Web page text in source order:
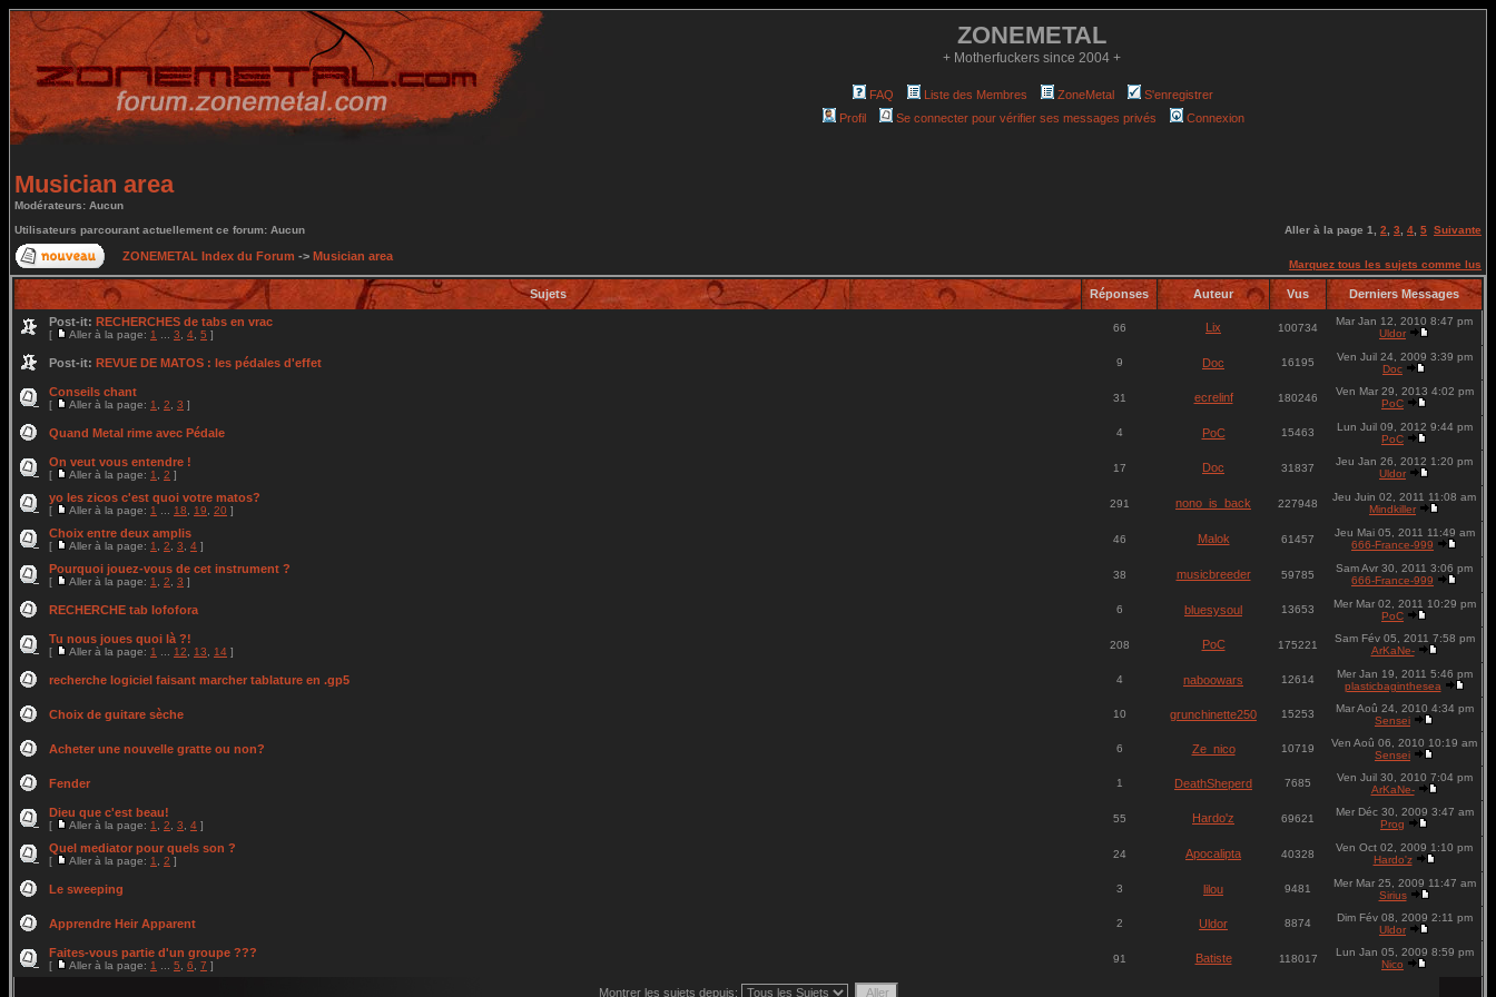
ZONEMETAL
+ Motherfuckers since 2004 +
FAQ Liste des Membres ZoneMetal
S'enregistrer
Profil
Se connecter pour vérifier ses messages privés Connexion
Musician area
Modérateurs: Aucun
Utilisateurs parcourant actuellement ce forum: Aucun
Aller à la page 1 2 3 4 5 Suivante
ZONEMETAL Index du Forum -> Musician area
Marquez tous les sujets comme lus
Sujets Réponses Auteur Vus Derniers Messages
Post-it: RECHERCHES de tabs en vrac
[ Aller à la page: 1 3 4 5 ]
66 Lix 100734
Mar Jan 12, 2010 8:47 pm
Uldor
Post-it: REVUE DE MATOS : les pédales d'effet 9 Doc 16195
Ven Juil 24, 2009 3:39 pm
Doc
Conseils chant
[ Aller à la page: 1 2 3 ]
31 ecrelinf 180246
Ven Mar 29, 2013 4:02 pm
PoC
Quand Metal rime avec Pédale 4 PoC 15463
Lun Juil 09, 2012 9:44 pm
PoC
On veut vous entendre !
[ Aller à la page: 1 2 ]
17 Doc 31837
Jeu Jan 26, 2012 1:20 pm
Uldor
yo les zicos c'est quoi votre matos?
[ Aller à la page: 1 18 19 20 ]
291 nono_is_back 227948
Jeu Juin 02, 2011 11:08 am
Mindkiller
Choix entre deux amplis
[ Aller à la page: 1 2 3 4 ]
46 Malok 61457
Jeu Mai 05, 2011 11:49 am
666-France-999
Pourquoi jouez-vous de cet instrument ?
[ Aller à la page: 1 2 3 ]
38 musicbreeder 59785
Sam Avr 30, 2011 3:06 pm
666-France-999
RECHERCHE tab lofofora 6 bluesysoul 13653
Mer Mar 02, 2011 10:29 pm
PoC
Tu nous joues quoi là ?!
[ Aller à la page: 1 12 13 14 ]
208 PoC 175221
Sam Fév 05, 2011 7:58 pm
ArKaNe-
recherche logiciel faisant marcher tablature en .gp5 4 naboowars 12614
Mer Jan 19, 2011 5:46 pm
plasticbaginthesea
Choix de guitare sèche 10 grunchinette250 15253
Mar Aoû 24, 2010 4:34 pm
Sensei
Acheter une nouvelle gratte ou non? 6 Ze_nico 10719
Ven Aoû 06, 2010 10:19 am
Sensei
Fender 1 DeathSheperd 7685
Ven Juil 30, 2010 7:04 pm
ArKaNe-
Dieu que c'est beau!
[ Aller à la page: 1 2 3 4 ]
55 Hardo'z 69621
Mer Déc 30, 2009 3:47 am
Prog
Quel mediator pour quels son ?
[ Aller à la page: 1 2 ]
24 Apocalipta 40328
Ven Oct 02, 2009 1:10 pm
Hardo'z
Le sweeping 3 lilou 9481
Mer Mar 25, 2009 11:47 am
Sirius
Apprendre Heir Apparent 2 Uldor 8874
Dim Fév 08, 2009 2:11 pm
Uldor
Faites-vous partie d'un groupe ???
[ Aller à la page: 1 5 6 7 ]
91 Batiste 118017
Lun Jan 05, 2009 8:59 pm
Nico
Montrer les sujets depuis: